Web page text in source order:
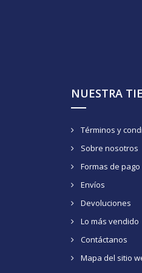
NUESTRA
Términos y
Sobre nosotros
Formas de pago
Envíos
Devoluciones
Lo más vendido
Contáctanos
Mapa del sitio